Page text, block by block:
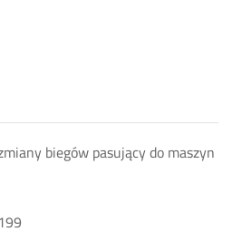
biegów pasujący do maszyn